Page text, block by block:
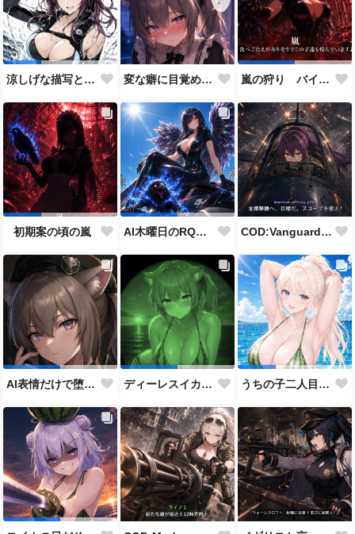
涼しげな描写とはをコンセプトにしたダイバー花梨先輩 変な癖に目覚めそうになったメイドディーレ赤面バージョン 嵐の狩り バイカーコスチューム
初期案の頃の嵐 AI木曜日のRQ参加作品 COD:Vanguard "ミッドウェー海戦"
AI表情だけで堕とせ参加作品 ディーレスイカビキニ うちの子二人目スイカの日